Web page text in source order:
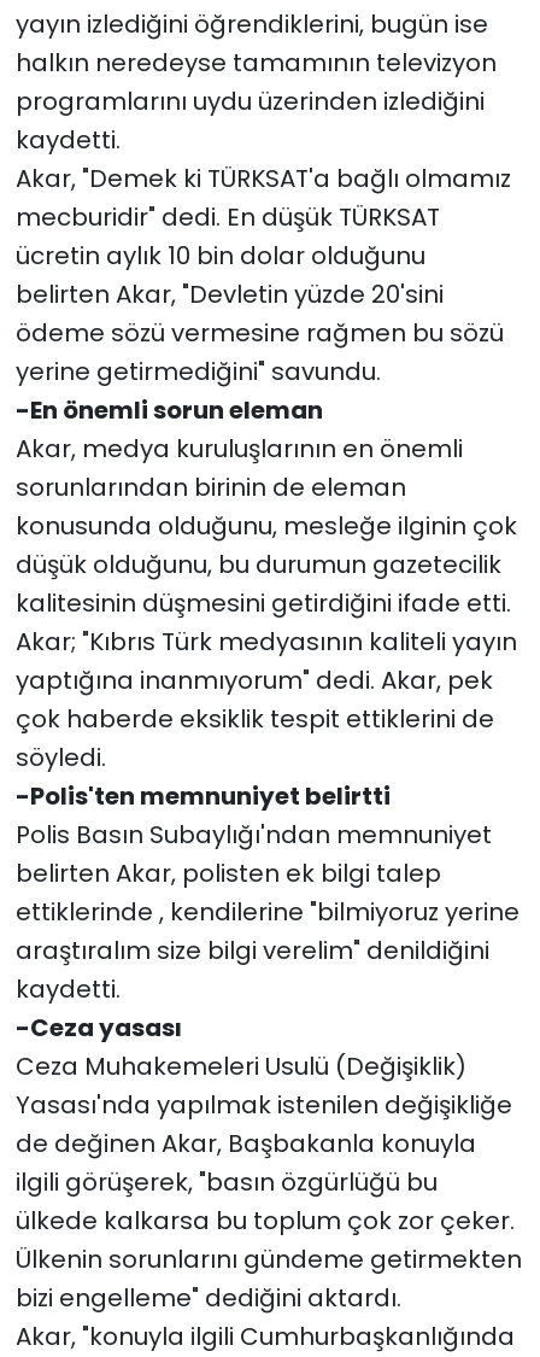
yayın izlediğini öğrendiklerini, bugün ise
halkın neredeyse tamamının televizyon
programlarını uydu üzerinden izlediğini
kaydetti.
Akar, "Demek ki TÜRKSAT'a bağlı olmamız
mecburidir" dedi. En düşük TÜRKSAT
ücretin aylık 10 bin dolar olduğunu
belirten Akar, "Devletin yüzde 20'sini
ödeme sözü vermesine rağmen bu sözü
yerine getirmediğini" savundu.
-En önemli sorun eleman
Akar, medya kuruluşlarının en önemli
sorunlarından birinin de eleman
konusunda olduğunu, mesleğe ilginin çok
düşük olduğunu, bu durumun gazetecilik
kalitesinin düşmesini getirdiğini ifade etti.
Akar; "Kıbrıs Türk medyasının kaliteli yayın
yaptığına inanmıyorum" dedi. Akar, pek
çok haberde eksiklik tespit ettiklerini de
söyledi.
-Polis'ten memnuniyet belirtti
Polis Basın Subaylığı'ndan memnuniyet
belirten Akar, polisten ek bilgi talep
ettiklerinde , kendilerine "bilmiyoruz yerine
araştıralım size bilgi verelim" denildiğini
kaydetti.
-Ceza yasası
Ceza Muhakemeleri Usulü (Değişiklik)
Yasası'nda yapılmak istenilen değişikliğe
de değinen Akar, Başbakanla konuyla
ilgili görüşerek, "basın özgürlüğü bu
ülkede kalkarsa bu toplum çok zor çeker.
Ülkenin sorunlarını gündeme getirmekten
bizi engelleme" dediğini aktardı.
Akar, "konuyla ilgili Cumhurbaşkanlığında